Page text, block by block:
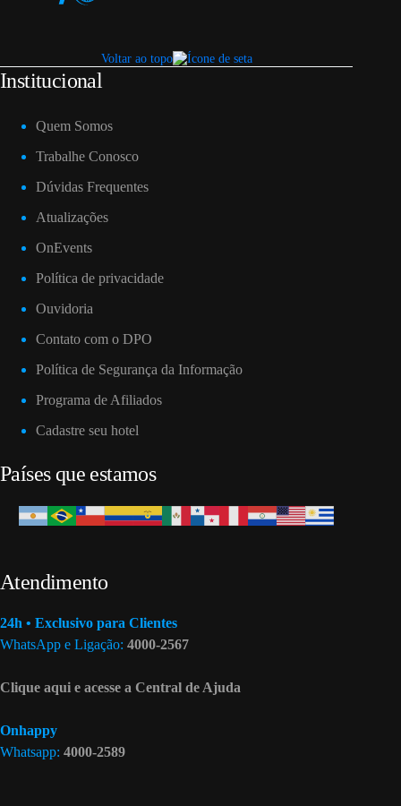
Voltar ao topo
Institucional
Quem Somos
Trabalhe Conosco
Dúvidas Frequentes
Atualizações
OnEvents
Política de privacidade
Ouvidoria
Contato com o DPO
Política de Segurança da Informação
Programa de Afiliados
Cadastre seu hotel
Países que estamos
Atendimento
24h • Exclusivo para Clientes
WhatsApp e Ligação: 4000-2567
Clique aqui e acesse a Central de Ajuda
Onhappy
Whatsapp: 4000-2589